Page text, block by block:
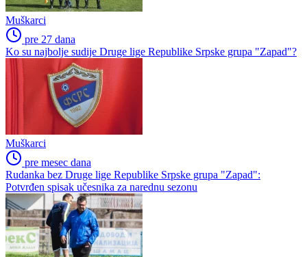
Muškarci
pre 27 dana
Ko su najbolje sudije Druge lige Republike Srpske grupa "Zapad"?
Muškarci
pre mesec dana
Rudanka bez Druge lige Republike Srpske grupa "Zapad":
Potvrđen spisak učesnika za narednu sezonu